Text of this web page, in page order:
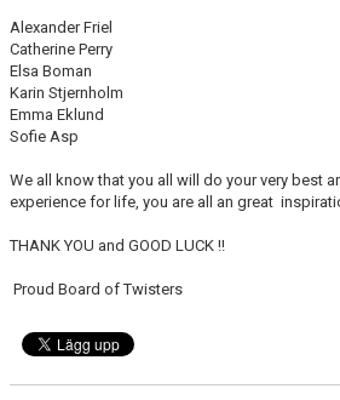
EXTRATRÄNING
KLÄDER & MERCH
TWIST CHEER COMP
Alexander Friel
Catherine Perry
Elsa Boman
Karin Stjernholm
Emma Eklund
Sofie Asp
We all know that you all will do your very best
experience for life, you are all an great
THANK YOU and GOOD LUCK !!​
Proud Board of Twisters